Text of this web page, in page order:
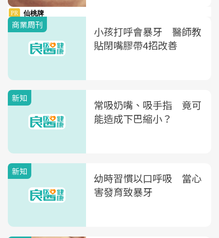
商業周刊
小孩打呼會暴牙 醫師教
貼閉嘴膠帶4招改善
新知
常吸奶嘴、吸手指 竟可
能造成下巴縮小？
新知
幼時習慣以口呼吸 當心
害發育致暴牙